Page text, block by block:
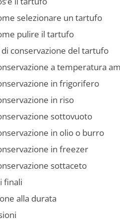
selezionare un tartufo
pulire il tartufo
conservazione del tartufo
a temperatura
in frigorifero
in riso
sottovuoto
in olio o burro
in freezer
sottaceto
finali
alla durata